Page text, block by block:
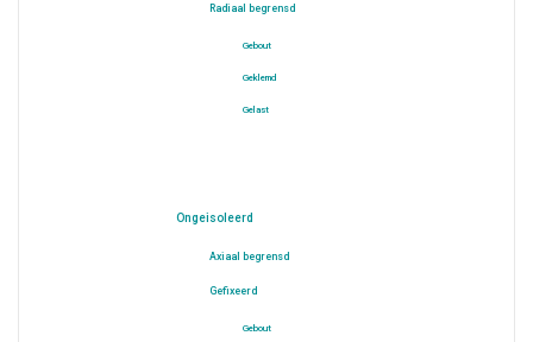
Radiaal begrensd
Gebout
Geklemd
Gelast
Ongeisoleerd
Axiaal begrensd
Gefixeerd
Gebout